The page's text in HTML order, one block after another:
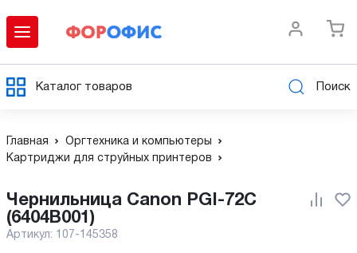
Каталог товаров Поиск
Главная
Оргтехника и компьютеры
Картриджи для струйных принтеров
Чернильница Canon PGI-72C
(6404B001)
Артикул: 107-145358